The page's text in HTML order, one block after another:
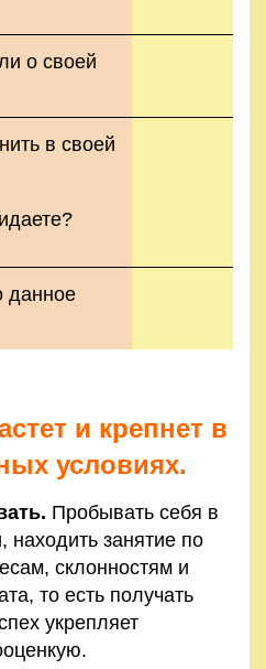
о своей
в своей
данное
и крепнет в
условиях.
Пробывать себя в
находить занятие по
склонностям и
то есть получать
укрепляет